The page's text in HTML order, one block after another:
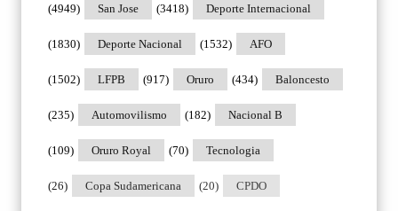
San Jose
(4949) Deporte Internacional
(3418)
Deporte Nacional
(1830) AFO
(1532)
LFPB
(1502) Oruro
(917) Baloncesto
(434)
Automovilismo
(235) Nacional B
(182)
Oruro Royal
(109) Tecnologia
(70)
Copa Sudamericana
(26) CPDO
(20)